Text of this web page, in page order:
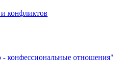
конфликтов
- конфессиональные отношения"